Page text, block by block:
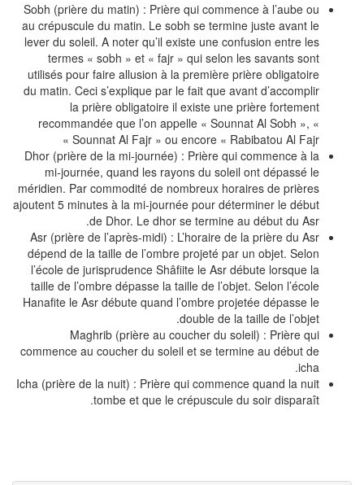
Sobh (prière du matin) : Prière qui commence à l’aube ou
au crépuscule du matin. Le sobh se termine juste avant le
lever du soleil. A noter qu’il existe une confusion entre les
termes « sobh » et « fajr » qui selon les savants sont
utilisés pour faire allusion à la première prière obligatoire
du matin. Ceci s’explique par le fait que avant d’accomplir
la prière obligatoire il existe une prière fortement
recommandée que l’on appelle « Sounnat Al Sobh », «
Sounnat Al Fajr » ou encore « Rabibatou Al Fajr »
Dhor (prière de la mi-journée) : Prière qui commence à la
mi-journée, quand les rayons du soleil ont dépassé le
méridien. Par commodité de nombreux horaires de prières
ajoutent 5 minutes à la mi-journée pour déterminer le début
de Dhor. Le dhor se termine au début du Asr.
Asr (prière de l’après-midi) : L’horaire de la prière du Asr
dépend de la taille de l’ombre projeté par un objet. Selon
l’école de jurisprudence Shâfiite le Asr débute lorsque la
taille de l’ombre dépasse la taille de l’objet. Selon l’école
Hanafite le Asr débute quand l’ombre projetée dépasse le
double de la taille de l’objet.
Maghrib (prière au coucher du soleil) : Prière qui
commence au coucher du soleil et se termine au début de
Icha (prière de la nuit) : Prière qui commence quand la nuit
tombe et que le crépuscule du soir disparaît.